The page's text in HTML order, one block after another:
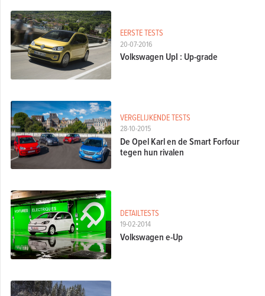
20-07-2016
EERSTE TESTS
Volkswagen UpI : Up-grade
28-10-2015
VERGELIJKENDE TESTS
De Opel Karl en de Smart Forfour
tegen hun rivalen
19-02-2014
DETAILTESTS
Volkswagen e-Up